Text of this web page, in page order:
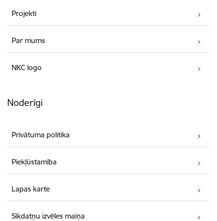
Projekti
Par mums
NKC logo
Noderīgi
Privātuma politika
Piekļūstamība
Lapas karte
Sīkdatņu izvēles maiņa